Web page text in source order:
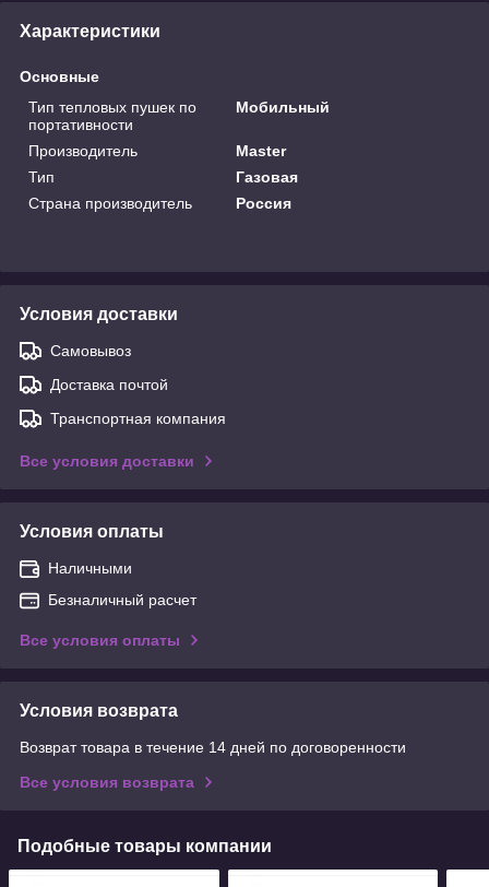
Характеристики
Основные
Тип тепловых пушек по
портативности
Мобильный
Производитель
Master
Тип
Газовая
Страна производитель
Россия
Условия доставки
Самовывоз
Доставка почтой
Транспортная компания
Все условия доставки
Условия оплаты
Наличными
Безналичный расчет
Все условия оплаты
Условия возврата
Возврат товара в течение 14 дней по договоренности
Все условия возврата
Подобные товары компании